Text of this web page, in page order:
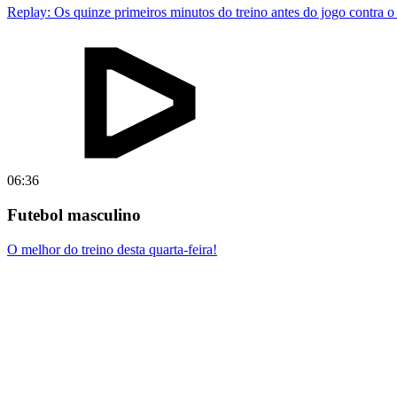
Replay: Os quinze primeiros minutos do treino antes do jogo contra
06:36
Futebol masculino
O melhor do treino desta quarta-feira!